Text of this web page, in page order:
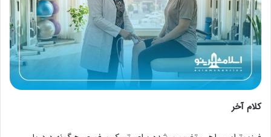
کلام آخر